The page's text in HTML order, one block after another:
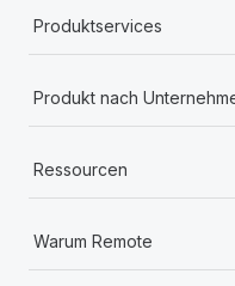
Produktservices
Produkt nach
Ressourcen
Warum Remote